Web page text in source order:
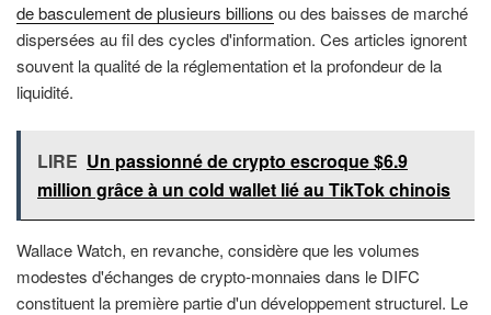
de basculement de plusieurs billions ou des baisses de marché
dispersées au fil des cycles d'information. Ces articles ignorent
souvent la qualité de la réglementation et la profondeur de la
liquidité.
LIRE Un passionné de crypto escroque $6.9
million grâce à un cold wallet lié au TikTok chinois
Wallace Watch, en revanche, considère que les volumes
modestes d'échanges de crypto-monnaies dans le DIFC
constituent la première partie d'un développement structurel. Le